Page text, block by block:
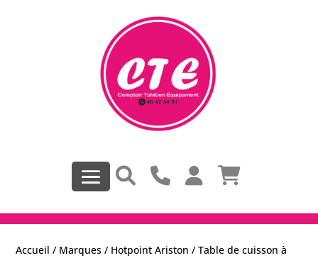
Accueil / Marques / Hotpoint Ariston / Table de cuisson à